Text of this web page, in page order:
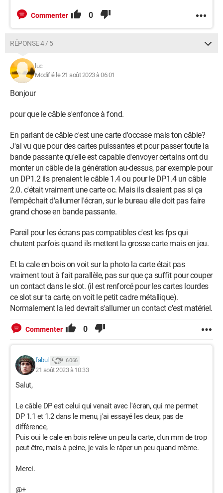
Commenter 0
RÉPONSE 4 / 5
luc
Modifié le 21 août 2023 à 06:01
Bonjour
pour que le câble s'enfonce à fond.
En parlant de câble c'est une carte d'occase mais ton câble?
J'ai vu que pour des cartes puissantes et pour passer toute la
bande passante qu'elle est capable d'envoyer certains ont du
monter un câble de la génération au-dessus, par exemple pour
un DP1.2 ils prenaient le câble 1.4 ou pour le DP1.4 un câble
2.0. c'était vraiment une carte oc. Mais ils disaient pas si ça
l'empêchait d'allumer l'écran, sur le bureau elle doit pas faire
grand chose en bande passante.
Pareil pour les écrans pas compatibles c'est les fps qui
chutent parfois quand ils mettent la grosse carte mais en jeu.
Et la cale en bois on voit sur la photo la carte était pas
vraiment tout à fait parallèle, pas sur que ça suffit pour couper
un contact dans le slot. (il est renforcé pour les cartes lourdes
ce slot sur ta carte, on voit le petit cadre métallique).
Normalement la led devrait s'allumer un contact c'est matériel.
Commenter 0
fabul 6 066
21 août 2023 à 10:33
Salut,
Le câble DP est celui qui venait avec l'écran, qui me permet
DP 1.1 et 1.2 dans le menu, j'ai essayé les deux, pas de
différence,
Puis oui le cale en bois relève un peu la carte, d'un mm de trop
peut être, mais à peine, je vais le râper un peu quand même.
Merci.
@+